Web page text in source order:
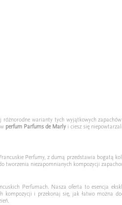
warianty tych wyjątkowych
perfum Parfums de Marly i ciesz się
Perfumy, z dumą przedstawia bogatą
tworzenia niezapomnianych kompozycji
Perfumach. Nasza oferta to esencja
i przekonaj się, jak łatwo można